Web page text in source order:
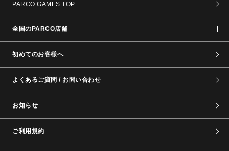
PARCO GAMES TOP
全国のPARCO店舗
初めてのお客様へ
よくあるご質問 / お問い合わせ
お知らせ
ご利用規約